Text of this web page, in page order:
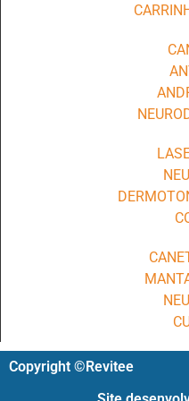
Copyright ©Revitee